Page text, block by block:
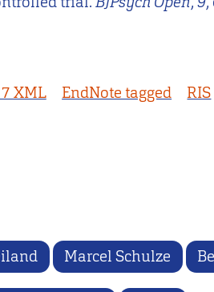
XML EndNote tagged RIS
Marcel Schulze